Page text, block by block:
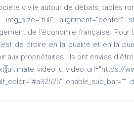
civile autour de débats, tables
alignment="center"
de l’économie française. Pour
de croire en la qualité et en la
propriétaires. Ils ont envies
u_video_url="https://
enable_sub_bar=""